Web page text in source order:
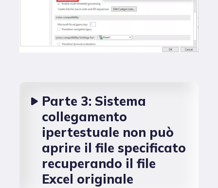
Parte 3: Sistema
collegamento
ipertestuale non può
aprire il file specificato
recuperando il file
Excel originale